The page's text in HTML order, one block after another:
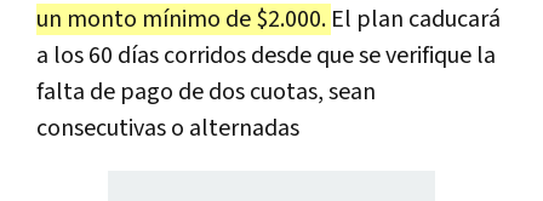
un monto mínimo de $2.000. El plan caducará
a los 60 días corridos desde que se verifique la
falta de pago de dos cuotas, sean
consecutivas o alternadas